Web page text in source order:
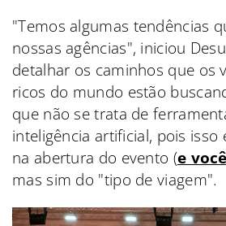
"Temos algumas tendências
nossas agências", iniciou
detalhar os caminhos que os
ricos do mundo estão
que não se trata de
inteligência artificial, pois isso
na abertura do evento (e
mas sim do "tipo de viagem".